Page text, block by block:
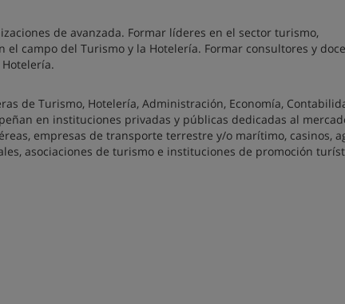
de avanzada. Formar líderes en el sector turismo,
campo del Turismo y la Hotelería. Formar consultores y
de Turismo, Hotelería, Administración, Economía,
en instituciones privadas y públicas dedicadas al
empresas de transporte terrestre y/o marítimo, casinos,
asociaciones de turismo e instituciones de promoción